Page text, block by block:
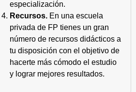
especialización.
Recursos. En una escuela
privada de FP tienes un gran
número de recursos didácticos a
tu disposición con el objetivo de
hacerte más cómodo el estudio
y lograr mejores resultados.